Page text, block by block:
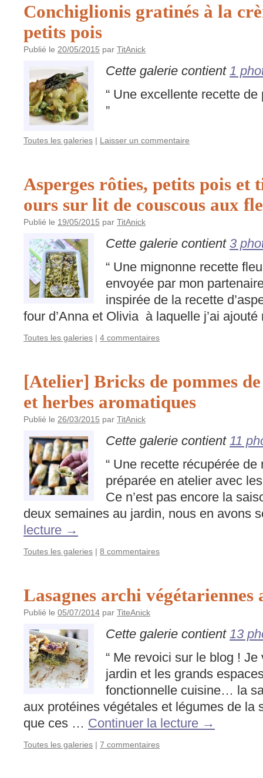
Conchiglionis gratinés à la
petits pois
Publié le 20/05/2015 par TitAnick
Cette galerie contient 1
“ Une excellente recette
”
Toutes les galeries | Laisser un commentaire
Asperges rôties, petits pois et
ours sur lit de couscous aux
Publié le 19/05/2015 par TitAnick
Cette galerie contient 3
“ Une mignonne recette
envoyée par mon
inspirée de la recette
four d’Anna et Olivia à laquelle j’ai
Toutes les galeries | 4 commentaires
[Atelier] Bricks de pommes
et herbes aromatiques
Publié le 26/03/2015 par TitAnick
Cette galerie contient 11
“ Une recette récupérée
préparée en atelier avec
Ce n’est pas encore la
deux semaines au jardin, nous en avons
lecture →
Toutes les galeries | 8 commentaires
Lasagnes archi végétariennes
Publié le 05/07/2014 par TiteAnick
Cette galerie contient 13
“ Me revoici sur le blog !
jardin et les grands
fonctionnelle cuisine… la
aux protéines végétales et légumes de la
que ces … Continuer la lecture →
Toutes les galeries | 7 commentaires